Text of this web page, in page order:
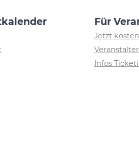
Für
Jetzt
Infos